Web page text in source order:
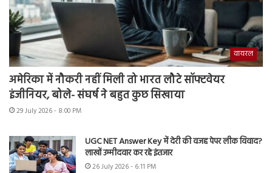
वायरल
अमेरिका में नौकरी नहीं मिली तो भारत लौटे सॉफ्टवेयर
इंजीनियर, बोले- संघर्ष ने बहुत कुछ सिखाया
29 July 2026 - 8:00 PM
UGC NET Answer Key में देरी की वजह पेपर लीक विवाद?
लाखों उम्मीदवार कर रहे इंतजार
26 July 2026 - 6:11 PM